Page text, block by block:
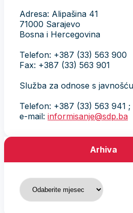
Adresa: Alipašina 41
71000 Sarajevo
Bosna i Hercegovina
Telefon: +387 (33) 563 900
Fax: +387 (33) 563 901
Služba za odnose s
Telefon: +387 (33) 563 941 ;
e-mail: informisanje@sdp.ba
Arhiva
Arhiva